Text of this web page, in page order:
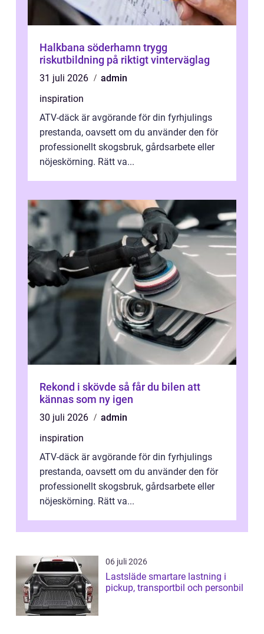
Halkbana söderhamn trygg
riskutbildning på riktigt vinterväglag
31 juli 2026
admin
inspiration
ATV-däck är avgörande för din fyrhjulings
prestanda, oavsett om du använder den för
professionellt skogsbruk, gårdsarbete eller
nöjeskörning. Rätt va...
Rekond i skövde så får du bilen att
kännas som ny igen
30 juli 2026
admin
inspiration
ATV-däck är avgörande för din fyrhjulings
prestanda, oavsett om du använder den för
professionellt skogsbruk, gårdsarbete eller
nöjeskörning. Rätt va...
06 juli 2026
Lastsläde smartare lastning i
pickup, transportbil och personbil